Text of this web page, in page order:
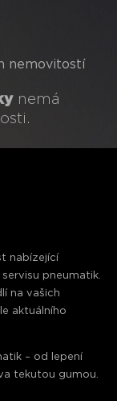
nemovitostí
nemá
nabízející
pneumatik.
na vašich
aktuálního
– od lepení
tekutou gumou.